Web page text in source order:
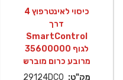
כיסוי לאינטרפוץ 4
דרך
SmartControl
לגוף 35600000
מרובע כרום מוברש
מק"ט: 29124DC0